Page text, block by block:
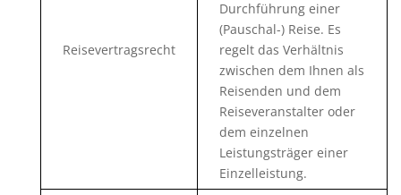
Reisevertragsrecht
Durchführung einer
(Pauschal-) Reise. Es
regelt das Verhältnis
zwischen dem Ihnen als
Reisenden und dem
Reiseveranstalter oder
dem einzelnen
Leistungsträger einer
Einzelleistung.